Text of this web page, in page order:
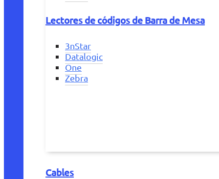
Lectores de códigos de Barra de Mesa
3nStar
Datalogic
One
Zebra
Cables